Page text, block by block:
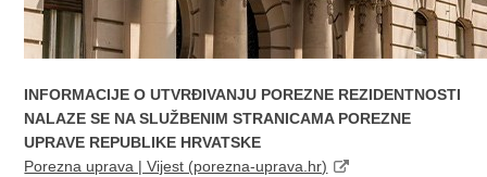
INFORMACIJE O UTVRĐIVANJU POREZNE REZIDENTNOSTI
NALAZE SE NA SLUŽBENIM STRANICAMA POREZNE
UPRAVE REPUBLIKE HRVATSKE
Porezna uprava | Vijest (porezna-uprava.hr)